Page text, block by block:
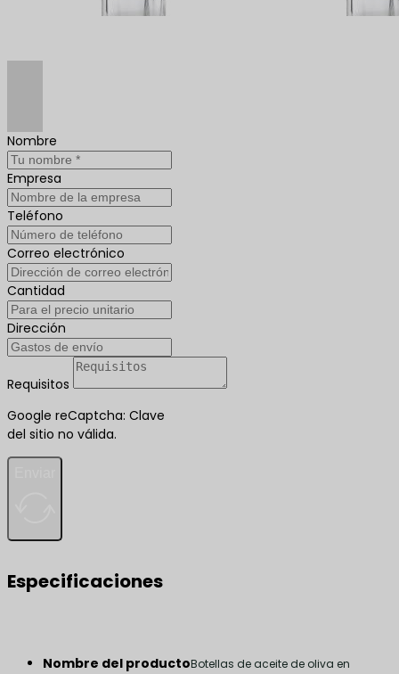
Nombre
Empresa
Teléfono
Correo electrónico
Cantidad
Dirección
Requisitos
Google reCaptcha: Clave
del sitio no válida.
Especificaciones
Nombre del productoBotellas de aceite de oliva en